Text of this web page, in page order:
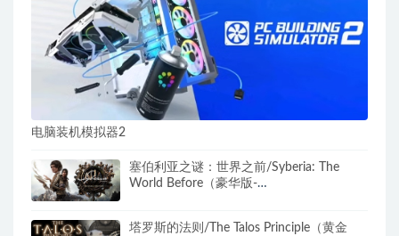
电脑装机模拟器2
塞伯利亚之谜：世界之前/Syberia: The
World Before（豪华版-
塔罗斯的法则/The Talos Principle（黄金